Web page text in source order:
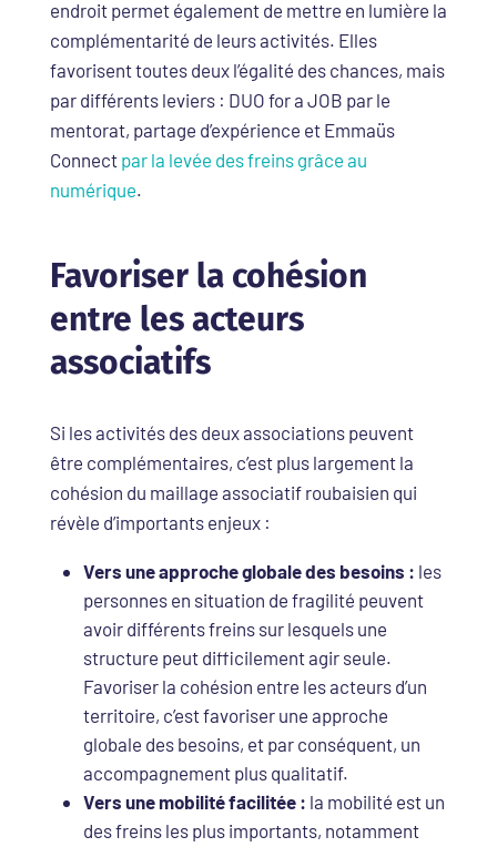
endroit permet également de mettre en lumière la
complémentarité de leurs activités. Elles
favorisent toutes deux l’égalité des chances, mais
par différents leviers : DUO for a JOB par le
mentorat, partage d’expérience et Emmaüs
Connect par la levée des freins grâce au
numérique.
Favoriser la cohésion
entre les acteurs
associatifs
Si les activités des deux associations peuvent
être complémentaires, c’est plus largement la
cohésion du maillage associatif roubaisien qui
révèle d’importants enjeux :
Vers une approche globale des besoins : les
personnes en situation de fragilité peuvent
avoir différents freins sur lesquels une
structure peut difficilement agir seule.
Favoriser la cohésion entre les acteurs d’un
territoire, c’est favoriser une approche
globale des besoins, et par conséquent, un
accompagnement plus qualitatif.
Vers une mobilité facilitée : la mobilité est un
des freins les plus importants, notamment